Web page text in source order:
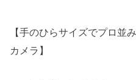
【手のひらサイズでプロ並
カメラ】